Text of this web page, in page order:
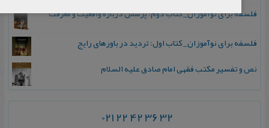
فلسفه برای نوآموزان_ کتاب دوم: پرسش درباره واقعیت و معرفت
فلسفه برای نوآموزان_ کتاب اول: تردید در باورهای رایج
نص و تفسیر مکتب فقهی امام صادق علیه السلام
021 22 42 36 32